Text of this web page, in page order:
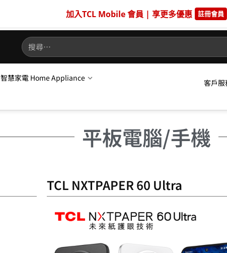
智慧家電 Home Appliance
客戶
平板電腦/手機
TCL NXTPAPER 60 Ultra